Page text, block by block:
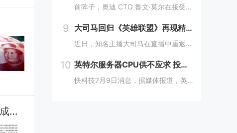
论读书的重要性：保安保洁要本科学历！胖东来深夜公示8.3万人简历成功投递
前阵子，奥迪 CTO 鲁文·莫尔在接受海外媒体 GoAuto 采访中说了一句： 一款车型就能满足全球需求的时代，已经过去了。中国特供车 好像要把全球车淘汰了！这句话我觉得说的很对，但不知道是他本人还是媒体的转述出了偏差，反正后面听起来就挺...
9 大司马回归《英雄联盟》再现精准读秒！宝刀未老惊到小司马
近日，知名主播大司马在直播中重返《英雄联盟》峡谷，操刀皇子进行排位对局。在比赛过程中，他再次展现了曾经让玩家津津乐道的招牌技巧——“精准读秒”，凭借经验判断在没有任何视野信息的情况下，准确预判敌方打野剑圣的位置，引发直播间热议。大司马回归《...
10 英特尔服务器CPU供不应求 投行分析师：价格上调也不会对需求造成影响
快科技7月9日消息，据媒体报道，英特尔已正式确认上调部分消费级与服务器CPU价格，涨幅因产品线而异。消费级处理器涨价幅度在30至50美元之间，而数据中心级产品则高达数百甚至上千美元。官方解释称，此次调价主要受供应链成本上升及需求持续超过供应...